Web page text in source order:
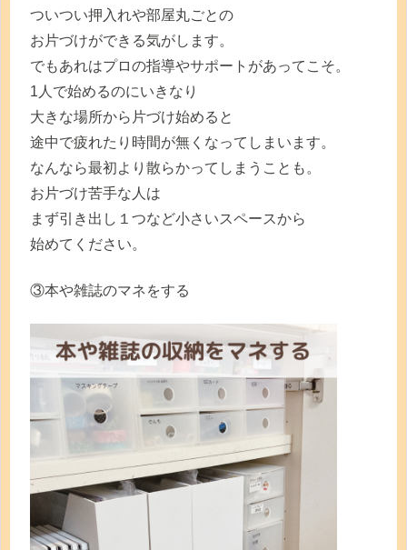
ついつい押入れや部屋丸ごとの
お片づけができる気がします。
でもあれはプロの指導やサポートがあってこそ。
1人で始めるのにいきなり
大きな場所から片づけ始めると
途中で疲れたり時間が無くなってしまいます。
なんなら最初より散らかってしまうことも。
お片づけ苦手な人は
まず引き出し１つなど小さいスペースから
始めてください。
③本や雑誌のマネをする